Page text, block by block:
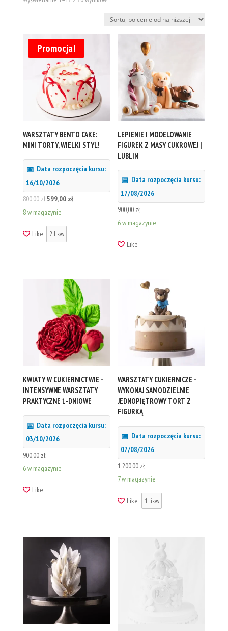
ceny:
od
Promocja!
WARSZTATY BENTO CAKE:
MINI TORTY, WIELKI STYL!
Data rozpoczęcia kursu:
16/10/2026
800,00złPierwotna
cena
wynosiła:
800,00 zł.
599,00 złAktualna
8 w magazynie
Like 2 likes
LEPIENIE I MODELOWANIE
FIGUREK Z MASY CUKROWEJ |
LUBLIN
Data rozpoczęcia kursu:
17/08/2026
900,00 zł
6 w magazynie
Like
KWIATY W CUKIERNICTWIE –
INTENSYWNE WARSZTATY
PRAKTYCZNE 1-DNIOWE
Data rozpoczęcia kursu:
03/10/2026
900,00 zł
6 w magazynie
Like
WARSZTATY CUKIERNICZE –
WYKONAJ SAMODZIELNIE
JEDNOPIĘTROWY TORT Z
FIGURKĄ
Data rozpoczęcia kursu:
07/08/2026
1 200,00 zł
7 w magazynie
Like 1 likes